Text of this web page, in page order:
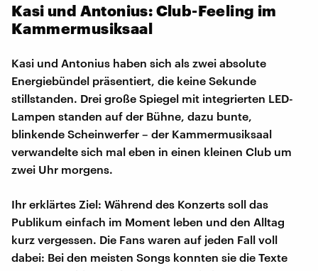
Kasi und Antonius: Club-Feeling im
Kammermusiksaal
Kasi und Antonius haben sich als zwei absolute
Energiebündel präsentiert, die keine Sekunde
stillstanden. Drei große Spiegel mit integrierten LED-
Lampen standen auf der Bühne, dazu bunte,
blinkende Scheinwerfer – der Kammermusiksaal
verwandelte sich mal eben in einen kleinen Club um
zwei Uhr morgens.
Ihr erklärtes Ziel: Während des Konzerts soll das
Publikum einfach im Moment leben und den Alltag
kurz vergessen. Die Fans waren auf jeden Fall voll
dabei: Bei den meisten Songs konnten sie die Texte